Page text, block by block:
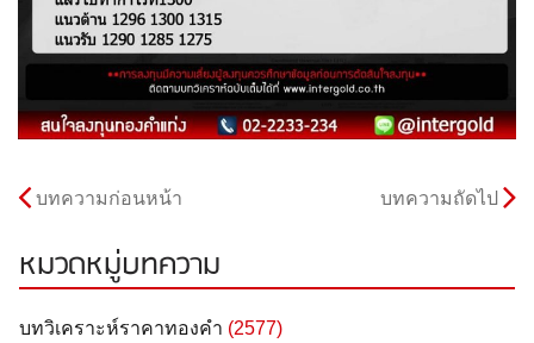
บทความก่อนหน้า บทความถัดไป
หมวดหมู่บทความ
บทวิเคราะห์ราคาทองคำ (2577)